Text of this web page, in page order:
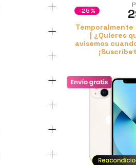
-25%
| ¿Quieres
avisemos